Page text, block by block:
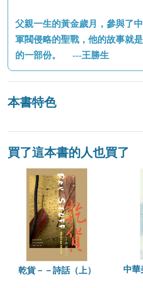
父親一生的黃金歲月，參與了
軍閥侵略的聖戰，他的故事就
的一部份。 ---王勝生
本書特色
買了這本書的人也買了
乾貨－－詩話（上） 中華